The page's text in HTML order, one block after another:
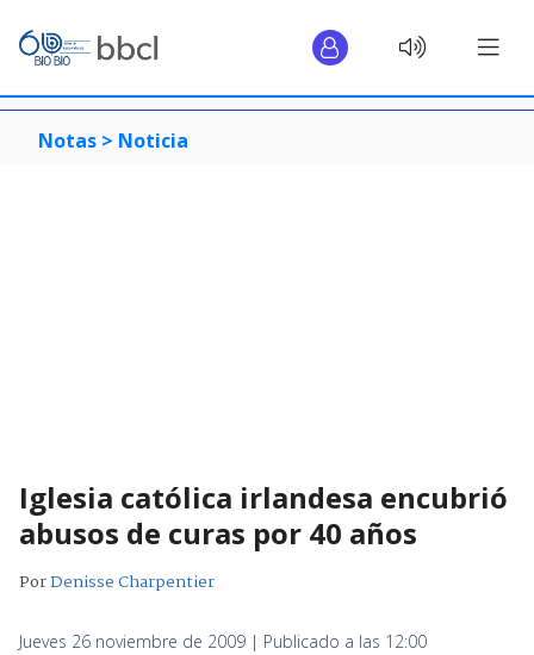
Notas > Noticia
Iglesia católica irlandesa encubrió
abusos de curas por 40 años
PorDenisse Charpentier
Jueves 26 noviembre de 2009 | Publicado a las 12:00